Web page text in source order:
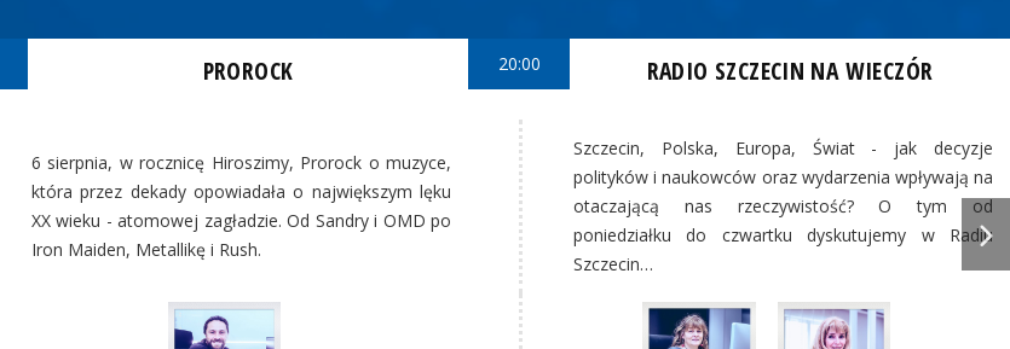
PROROCK
6 sierpnia, w rocznicę Hiroszimy, Prorock o muzyce,
która przez dekady opowiadała o największym lęku
XX wieku - atomowej zagładzie. Od Sandry i OMD po
Iron Maiden, Metallikę i Rush.
20:00 RADIO SZCZECIN NA WIECZÓR
Szczecin, Polska, Europa, Świat - jak decyzje
polityków i naukowców oraz wydarzenia wpływają na
otaczającą nas rzeczywistość? O tym od
poniedziałku do czwartku dyskutujemy w Radiu
Szczecin…